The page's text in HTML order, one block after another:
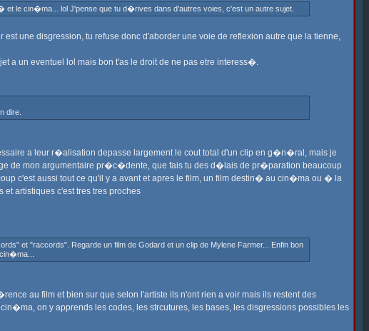
le cin�ma... lol J'pense que tu d�rives dans d'autres voies, c'est un autre sujet.
une disgression, tu refuse donc d'aborder une voie de reflexion autre que la tienne,
a un eventuel lol mais bon t'as le droit de ne pas etre interess�.
dire.
a leur r�alisation depasse largement le cout total d'un clip en g�n�ral, mais je
de mon argumentaire pr�c�dente, que fais tu des d�lais de pr�paration beaucoup
c'est aussi tout ce qu'il y a avant et apres le film, un film destin� au cin�ma ou � la
artistiques c'est tres tres proches
et "raccords". Regarde un film de Godard et un clip de Mylene Farmer... Enfin bon
au film et bien sur que selon l'artiste ils n'ont rien a voir mais ils restent des
on y apprends les codes, les strcutures, les bases, les disgressions possibles les